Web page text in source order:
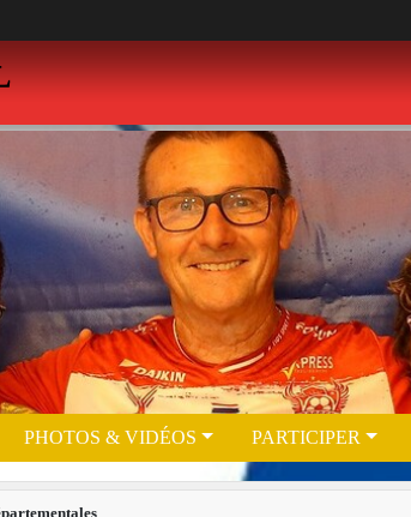
PHOTOS & VIDÉOS PARTICIPER